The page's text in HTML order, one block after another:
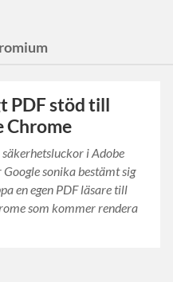
PDF stöd till
Chrome
i Adobe
Google sonika bestämt sig
en egen PDF läsare till
som kommer rendera